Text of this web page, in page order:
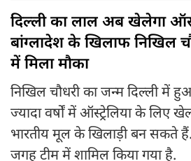
दिल्ली का लाल अब खेलेगा
बांग्लादेश के खिलाफ निखिल
में मिला मौका
निखिल चौधरी का जन्म दिल्ली में
ज्यादा वर्षों में ऑस्ट्रेलिया के लिए
भारतीय मूल के खिलाड़ी बन सकते हैं.
जगह टीम में शामिल किया गया है.